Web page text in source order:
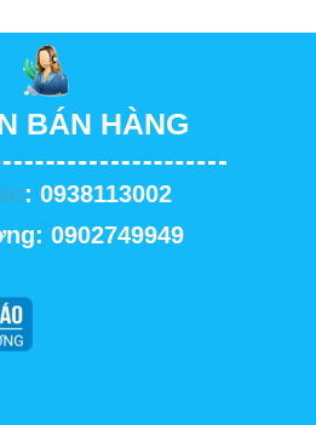
BÁN HÀNG
: 0938113002
0902749949